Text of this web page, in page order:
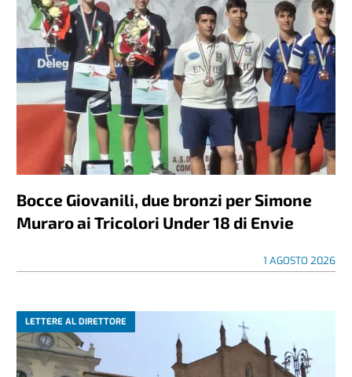
Bocce Giovanili, due bronzi per Simone
Muraro ai Tricolori Under 18 di Envie
1 AGOSTO 2026
LETTERE AL DIRETTORE